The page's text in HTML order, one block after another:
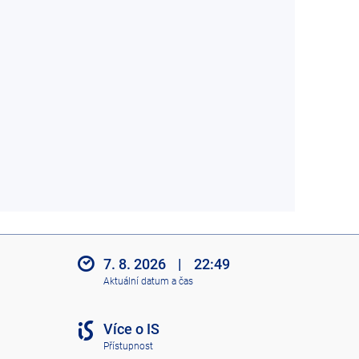
7. 8. 2026 | 22:49
Aktuální datum a čas
Více o IS
Přístupnost